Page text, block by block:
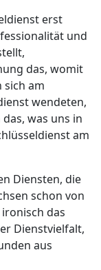
erst
und
das, womit
sich am
wendeten,
was uns in
am
Diensten, die
schon von
das
Dienstvielfalt,
aus